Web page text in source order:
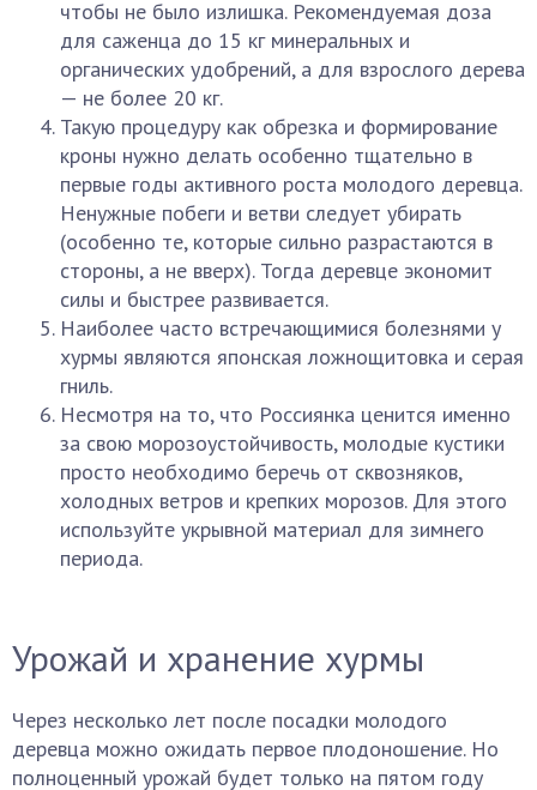
чтобы не было излишка. Рекомендуемая доза
для саженца до 15 кг минеральных и
органических удобрений, а для взрослого дерева
— не более 20 кг.
Такую процедуру как обрезка и формирование
кроны нужно делать особенно тщательно в
первые годы активного роста молодого деревца.
Ненужные побеги и ветви следует убирать
(особенно те, которые сильно разрастаются в
стороны, а не вверх). Тогда деревце экономит
силы и быстрее развивается.
Наиболее часто встречающимися болезнями у
хурмы являются японская ложнощитовка и серая
гниль.
Несмотря на то, что Россиянка ценится именно
за свою морозоустойчивость, молодые кустики
просто необходимо беречь от сквозняков,
холодных ветров и крепких морозов. Для этого
используйте укрывной материал для зимнего
периода.
Урожай и хранение хурмы
Через несколько лет после посадки молодого
деревца можно ожидать первое плодоношение. Но
полноценный урожай будет только на пятом году